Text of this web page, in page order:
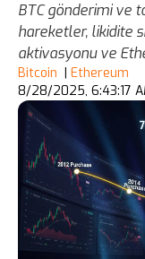
BTC gönderimi ve
hareketler, likidite
aktivasyonu ve
Bitcoin | Ethereum
8/28/2025, 6:43:17